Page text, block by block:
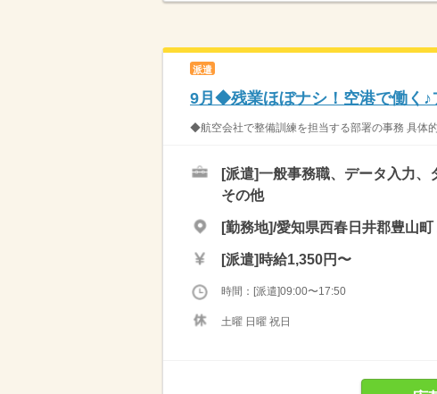
派遣
9月◆残業ほぼナシ！空港で働く♪
◆航空会社で整備訓練を担当する部署の事務 具体
[派遣]一般事務職、データ入力、
その他
[勤務地]/愛知県西春日井郡豊山町
[派遣] 時給1,350円〜
時間：[派遣]09:00〜17:50
土曜 日曜 祝日